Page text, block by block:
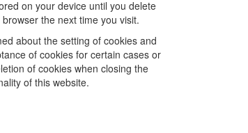
on your device until you delete
the next time you visit.
about the setting of cookies and
of cookies for certain cases or
of cookies when closing the
of this website.